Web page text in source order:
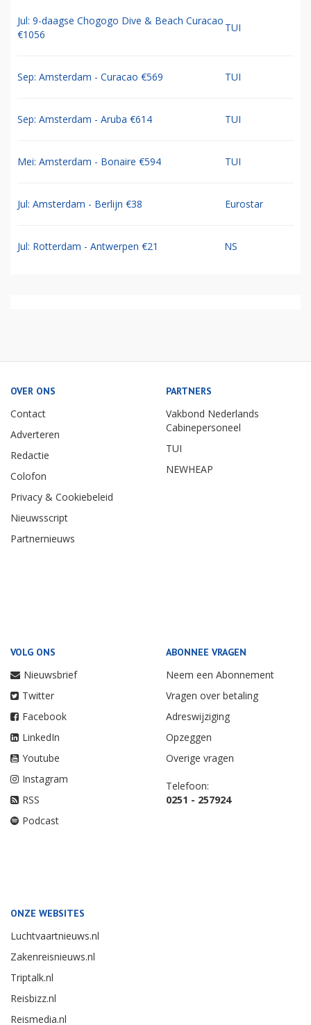
Jul: 9-daagse Chogogo Dive & Beach Curacao
€1056
TUI
Sep: Amsterdam - Curacao €569 TUI
Sep: Amsterdam - Aruba €614 TUI
Mei: Amsterdam - Bonaire €594 TUI
Jul: Amsterdam - Berlijn €38 Eurostar
Jul: Rotterdam - Antwerpen €21 NS
OVER ONS
Contact
Adverteren
Redactie
Colofon
Privacy & Cookiebeleid
Nieuwsscript
Partnernieuws
PARTNERS
Vakbond Nederlands
Cabinepersoneel
TUI
NEWHEAP
VOLG ONS
Nieuwsbrief
Twitter
Facebook
LinkedIn
Youtube
Instagram
RSS
Podcast
ABONNEE VRAGEN
Neem een Abonnement
Vragen over betaling
Adreswijziging
Opzeggen
Overige vragen
Telefoon:
0251 - 257924
ONZE WEBSITES
Luchtvaartnieuws.nl
Zakenreisnieuws.nl
Triptalk.nl
Reisbizz.nl
Reismedia.nl